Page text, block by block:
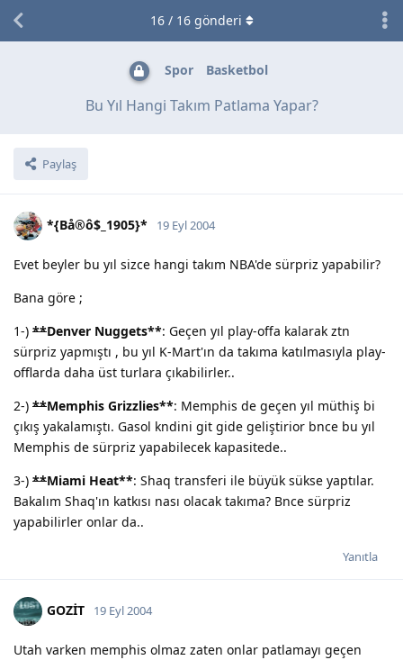
Spor Basketbol
Bu Yıl Hangi Takım Patlama Yapar?
Paylaş
16/ 16gönderi
*{Bå®ô$_1905}* 19 Eyl 2004
Evet beyler bu yıl sizce hangi takım NBA'de sürpriz yapabilir?
Bana göre ;
1-) **Denver Nuggets**: Geçen yıl play-offa kalarak ztn
sürpriz yapmıştı , bu yıl K-Mart'ın da takıma katılmasıyla play-
offlarda daha üst turlara çıkabilirler..
2-) **Memphis Grizzlies**: Memphis de geçen yıl müthiş bi
çıkış yakalamıştı. Gasol kndini git gide geliştirior bnce bu yıl
Memphis de sürpriz yapabilecek kapasitede..
3-) **Miami Heat**: Shaq transferi ile büyük sükse yaptılar.
Bakalım Shaq'ın katkısı nası olacak takıma? Bnce sürpriz
yapabilirler onlar da..
Yanıtla
GOZİT 19 Eyl 2004
Utah varken memphis olmaz zaten onlar patlamayı geçen